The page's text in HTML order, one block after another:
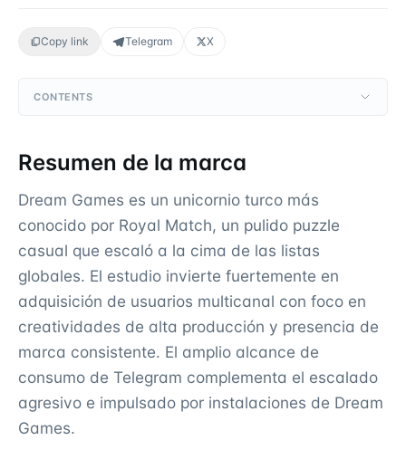
Copy link Telegram X
CONTENTS
Resumen de la marca
Dream Games es un unicornio turco más
conocido por Royal Match, un pulido puzzle
casual que escaló a la cima de las listas
globales. El estudio invierte fuertemente en
adquisición de usuarios multicanal con foco en
creatividades de alta producción y presencia de
marca consistente. El amplio alcance de
consumo de Telegram complementa el escalado
agresivo e impulsado por instalaciones de Dream
Games.